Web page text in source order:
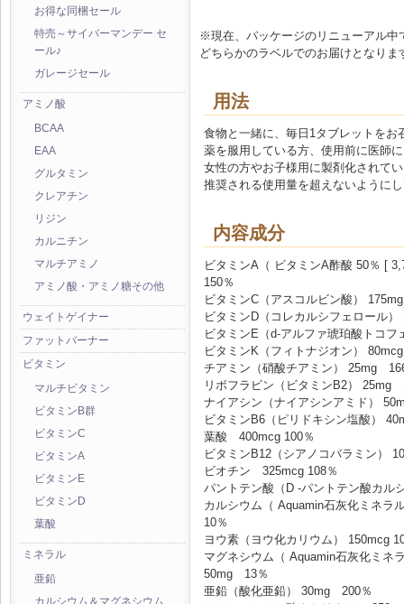
お得な同梱セール
特売～サイバーマンデー セ
ール♪
ガレージセール
アミノ酸
BCAA
EAA
グルタミン
クレアチン
リジン
カルニチン
マルチアミノ
アミノ酸・アミノ糖その他
ウェイトゲイナー
ファットバーナー
ビタミン
マルチビタミン
ビタミンB群
ビタミンC
ビタミンA
ビタミンE
ビタミンD
葉酸
ミネラル
亜鉛
カルシウム＆マグネシウム
※現在、パッケージのリニューアル中
どちらかのラベルでのお届けとなり
用法
食物と一緒に、毎日1タブレットをお
薬を服用している方、使用前に医師
女性の方やお子様用に製剤化されて
推奨される使用量を超えないように
内容成分
ビタミンA（ ビタミンA酢酸 50％ [
150％
ビタミンC（アスコルビン酸）
ビタミンD（コレカルシフェロール）
ビタミンE（d-アルファ琥珀酸トコフ
ビタミンK（フィトナジオン）
チアミン（硝酸チアミン） 25mg
リボフラビン（ビタミンB2） 25mg
ナイアシン（ナイアシンアミド）
ビタミンB6（ピリドキシン塩酸）
葉酸 400mcg 100％
ビタミンB12（シアノコバラミン）
ビオチン 325mcg 108％
パントテン酸（D -パントテン酸カ
カルシウム（ Aquamin石灰化ミネ
10％
ヨウ素（ヨウ化カリウム） 150mcg
マグネシウム（ Aquamin石灰化ミネ
50mg 13％
亜鉛（酸化亜鉛） 30mg 200％